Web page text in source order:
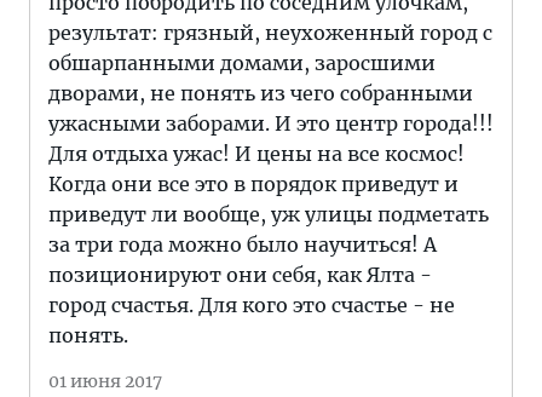
результат: грязный, неухоженный город с
обшарпанными домами, заросшими
дворами, не понять из чего собранными
ужасными заборами. И это центр города!!!
Для отдыха ужас! И цены на все космос!
Когда они все это в порядок приведут и
приведут ли вообще, уж улицы подметать
за три года можно было научиться! А
позиционируют они себя, как Ялта -
город счастья. Для кого это счастье - не
понять.
01 июня 2017